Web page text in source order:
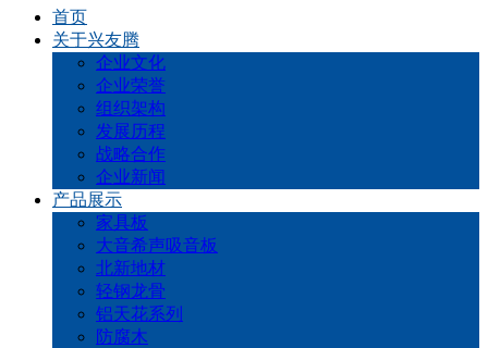
首页
关于兴友腾
企业文化
企业荣誉
组织架构
发展历程
战略合作
企业新闻
产品展示
家具板
大音希声吸音板
北新地材
轻钢龙骨
铝天花系列
防腐木